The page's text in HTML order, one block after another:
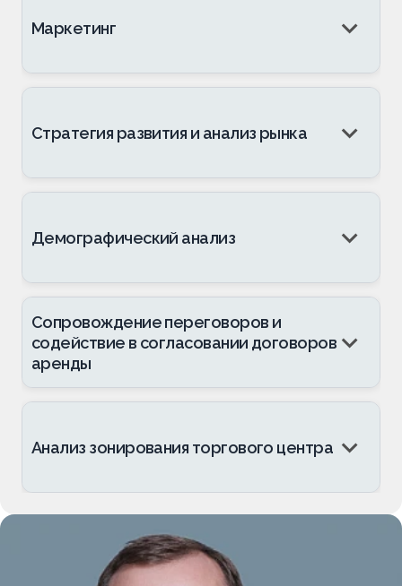
Маркетинг
Стратегия развития и анализ рынка
Демографический анализ
Сопровождение переговоров и
содействие в согласовании договоров
аренды
Анализ зонирования торгового центра